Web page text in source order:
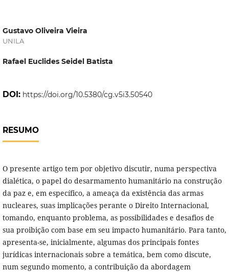
Gustavo Oliveira Vieira
UNILA
Rafael Euclides Seidel Batista
DOI: https://doi.org/10.5380/cg.v5i3.50540
RESUMO
O presente artigo tem por objetivo discutir, numa perspectiva
dialética, o papel do desarmamento humanitário na construção
da paz e, em específico, a ameaça da existência das armas
nucleares, suas implicações perante o Direito Internacional,
tomando, enquanto problema, as possibilidades e desafios de
sua proibição com base em seu impacto humanitário. Para tanto,
apresenta-se, inicialmente, algumas dos principais fontes
jurídicas internacionais sobre a temática, bem como discute,
num segundo momento, a contribuição da abordagem